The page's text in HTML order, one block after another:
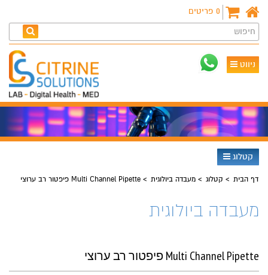
0 פריטים
חיפוש
ניווט
קטלוג
דף הבית קטלוג מעבדה ביולוגית Multi Channel Pipette פיפטור רב ערוצי
מעבדה ביולוגית
Multi Channel Pipette פיפטור רב ערוצי